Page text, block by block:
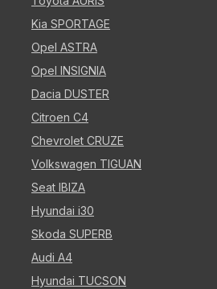
Kia SPORTAGE
Opel ASTRA
Opel INSIGNIA
Dacia DUSTER
Citroen C4
Chevrolet CRUZE
Volkswagen TIGUAN
Seat IBIZA
Hyundai i30
Skoda SUPERB
Audi A4
Hyundai TUCSON